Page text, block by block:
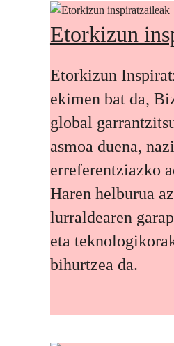
Etorkizun
Etorkizun
ekimen bat da,
global
asmoa duena,
erreferentziazko
Haren helburua
lurraldearen
eta
bihurtzea da.